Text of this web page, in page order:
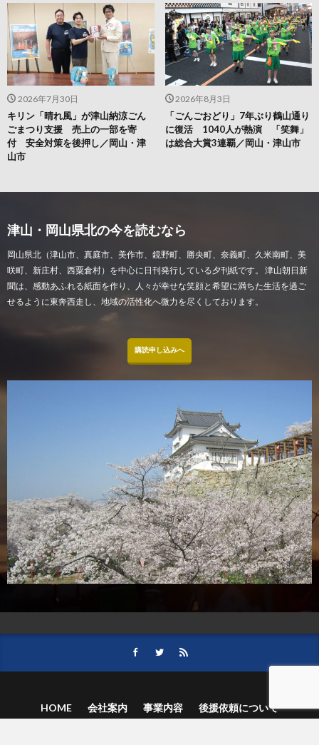
2026年8月3日
「ごんごおどり」7年ぶり鶴山通り
に復活 1040人が熱演 「笑舞」
は総合大賞3連覇／岡山・津山市
2026年7月30日
キリン「晴れ風」が津山納涼ごん
ごまつり支援 売上の一部を寄
付 安全対策を後押し／岡山・津
山市
津山・岡山県北の今を読むなら
岡山県北（津山市、真庭市、美作市、鏡野町、勝央町、奈義町、久米南町、美
咲町、新庄村、西粟倉村）を中心に日刊発行している夕刊紙です。 津山朝日新
聞は、感動あふれる紙面を作り、人々が幸せな笑顔と希望に満ちた生活を過ご
せるように東奔西走し、地域の活性化へ微力を尽くしております。
購読申し込みへ
HOME 会社案内 事業内容
後援依頼について